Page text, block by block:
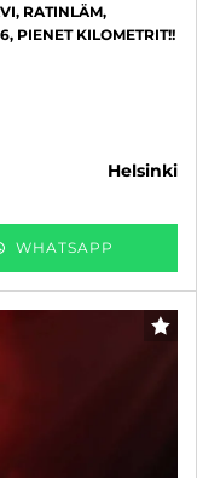
RATINLÄM,
PIENET KILOMETRIT!!
helsinki
WHATSAPP